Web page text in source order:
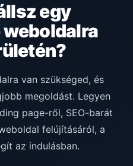
egy
van szükséged, és
megoldást. Legyen
page-ről, SEO-barát
felújításáról, a
az indulásban.